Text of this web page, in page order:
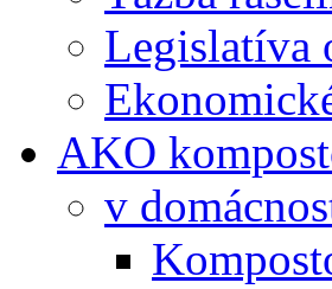
Legislatíva
AKO
v